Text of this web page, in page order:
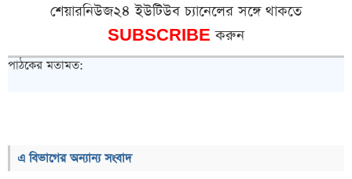
শেয়ারনিউজ২৪ ইউটিউব চ্যানেলের সঙ্গে থাকতে
SUBSCRIBEকরুন
পাঠকের মতামত:
এ বিভাগের অন্যান্য সংবাদ